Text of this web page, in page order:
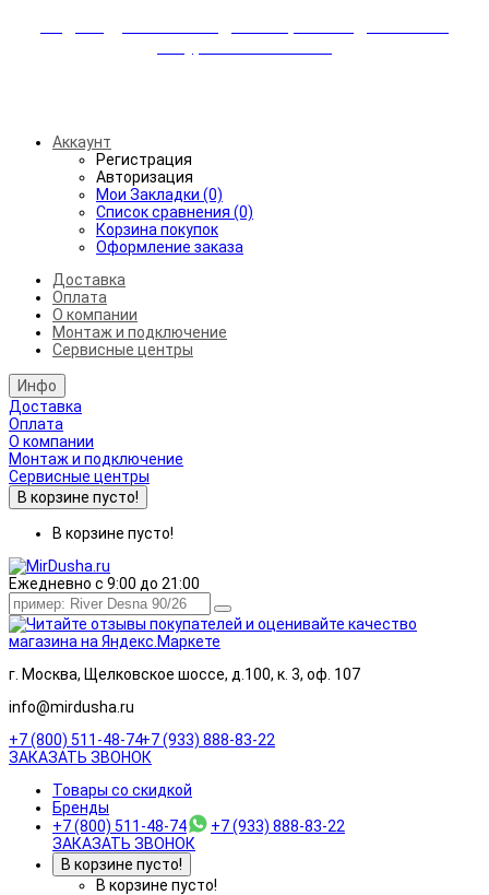
Аккаунт
Регистрация
Авторизация
Мои Закладки (0)
Список сравнения (0)
Корзина покупок
Оформление заказа
Доставка
Оплата
О компании
Монтаж и подключение
Сервисные центры
Инфо
Доставка
Оплата
О компании
Монтаж и подключение
Сервисные центры
В корзине пусто!
В корзине пусто!
Ежедневно с 9:00 до 21:00
г. Москва, Щелковское шоссе, д.100, к. 3, оф. 107
info@mirdusha.ru
+7 (800) 511-48-74+7 (933) 888-83-22
ЗАКАЗАТЬ ЗВОНОК
Товары со скидкой
Бренды
+7 (800) 511-48-74
+7 (933) 888-83-22
ЗАКАЗАТЬ ЗВОНОК
В корзине пусто!
В корзине пусто!